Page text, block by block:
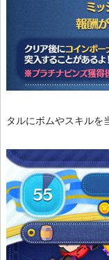
タルにボムやスキルを